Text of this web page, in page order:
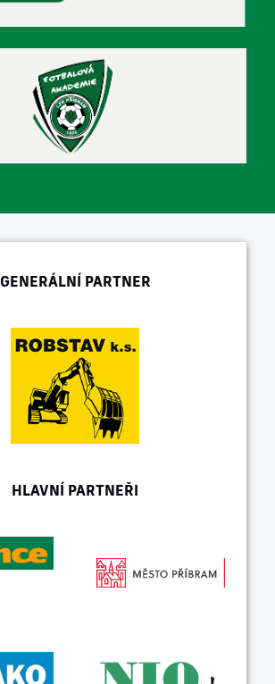
GENERÁLNÍ PARTNER
HLAVNÍ PARTNEŘI